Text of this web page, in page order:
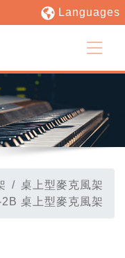
Languages
桌上型麥克風架
桌上型麥克風架